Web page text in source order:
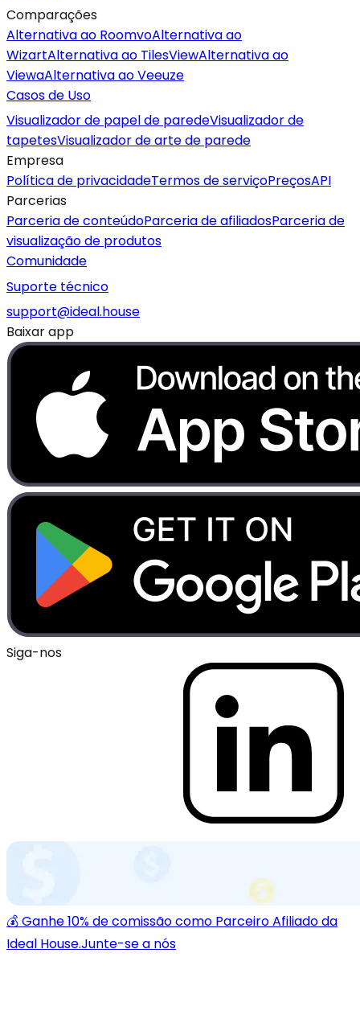
Comparações
Alternativa ao RoomvoAlternativa ao
WizartAlternativa ao TilesViewAlternativa ao
ViewaAlternativa ao Veeuze
Casos de Uso
Visualizador de papel de paredeVisualizador de
tapetesVisualizador de arte de parede
Empresa
Política de privacidadeTermos de serviçoPreçosAPI
Parcerias
Parceria de conteúdoParceria de afiliadosParceria de
visualização de produtos
Comunidade
Suporte técnico
support@ideal.house
Baixar app
Siga-nos
💰 Ganhe 10% de comissão como Parceiro Afiliado da
Ideal House.Junte-se a nós